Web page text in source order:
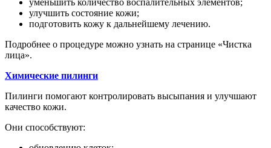
улучшить состояние кожи;
подготовить кожу к дальнейшему лечению.
Подробнее о процедуре можно узнать на странице «Чистка
лица».
Химические пилинги
Пилинги помогают контролировать высыпания и улучшают
качество кожи.
Они способствуют: